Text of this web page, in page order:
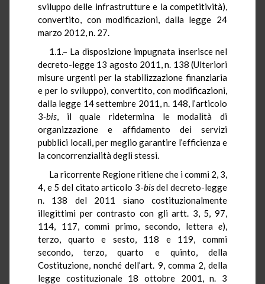
sviluppo delle infrastrutture e la competitività),
convertito, con modificazioni, dalla legge 24
marzo 2012, n. 27.
1.1.– La disposizione impugnata inserisce nel
decreto-legge 13 agosto 2011, n. 138 (Ulteriori
misure urgenti per la stabilizzazione finanziaria
e per lo sviluppo), convertito, con modificazioni,
dalla legge 14 settembre 2011, n. 148, l’articolo
3-bis, il quale ridetermina le modalità di
organizzazione e affidamento dei servizi
pubblici locali, per meglio garantire l’efficienza e
la concorrenzialità degli stessi.
La ricorrente Regione ritiene che i commi 2, 3,
4, e 5 del citato articolo 3-bisdel decreto-legge
n. 138 del 2011 siano costituzionalmente
illegittimi per contrasto con gli artt. 3, 5, 97,
114, 117, commi primo, secondo, lettera e),
terzo, quarto e sesto, 118 e 119, commi
secondo, terzo, quarto e quinto, della
Costituzione,nonché dell’art. 9, comma 2, della
legge costituzionale 18 ottobre 2001, n. 3